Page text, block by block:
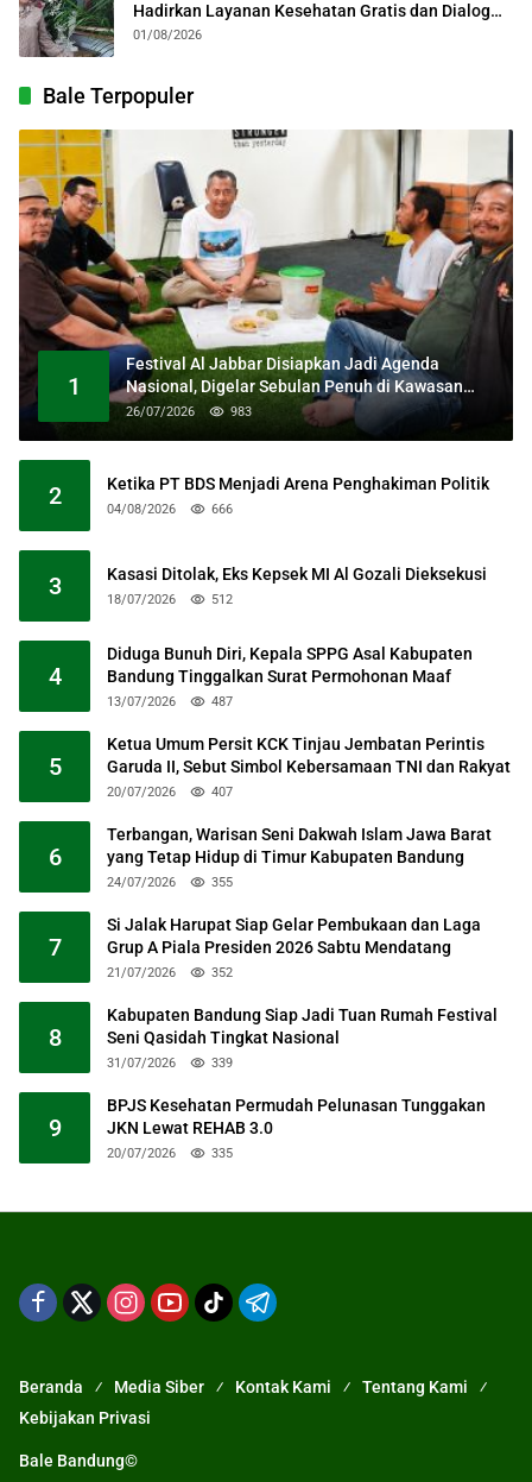
Hadirkan Layanan Kesehatan Gratis dan Dialog
Kebangsaan
01/08/2026
Bale Terpopuler
1
Festival Al Jabbar Disiapkan Jadi Agenda
Nasional, Digelar Sebulan Penuh di Kawasan
Masjid Raya Al Jabbar
26/07/2026 983
2 Ketika PT BDS Menjadi Arena Penghakiman Politik
04/08/2026 666
3 Kasasi Ditolak, Eks Kepsek MI Al Gozali Dieksekusi
18/07/2026 512
4
Diduga Bunuh Diri, Kepala SPPG Asal Kabupaten
Bandung Tinggalkan Surat Permohonan Maaf
13/07/2026 487
5
Ketua Umum Persit KCK Tinjau Jembatan Perintis
Garuda II, Sebut Simbol Kebersamaan TNI dan Rakyat
20/07/2026 407
6
Terbangan, Warisan Seni Dakwah Islam Jawa Barat
yang Tetap Hidup di Timur Kabupaten Bandung
24/07/2026 355
7
Si Jalak Harupat Siap Gelar Pembukaan dan Laga
Grup A Piala Presiden 2026 Sabtu Mendatang
21/07/2026 352
8
Kabupaten Bandung Siap Jadi Tuan Rumah Festival
Seni Qasidah Tingkat Nasional
31/07/2026 339
9
BPJS Kesehatan Permudah Pelunasan Tunggakan
JKN Lewat REHAB 3.0
20/07/2026 335
Beranda Media Siber Kontak Kami
Tentang Kami
Kebijakan Privasi
Bale Bandung©